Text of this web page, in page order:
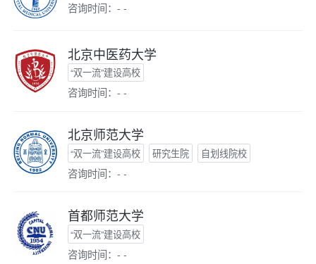
咨询时间：- -
北京中医药大学
“双一流”建设高校
咨询时间：- -
北京师范大学
“双一流”建设高校 研究生院 自划线院校
咨询时间：- -
首都师范大学
“双一流”建设高校
咨询时间：- -